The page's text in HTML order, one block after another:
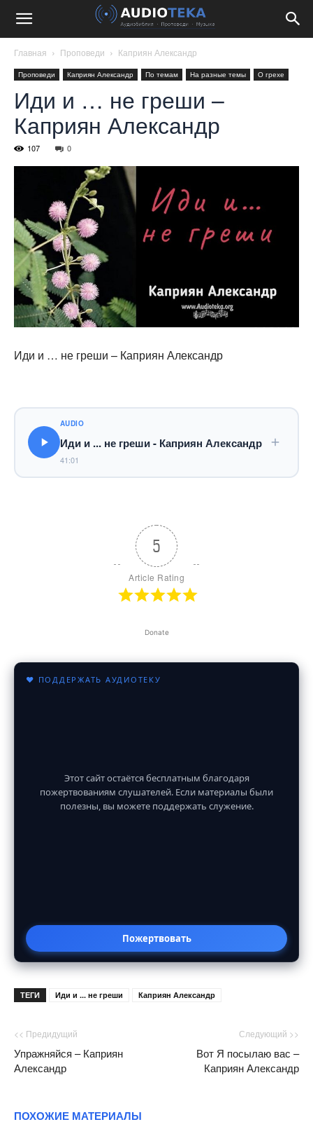
Главная Проповеди Каприян Александр
Проповеди Каприян Александр По темам На разные темы О грехе
Иди и … не греши –
Каприян Александр
107 0
Иди и … не греши – Каприян Александр
AUDIO
Иди и ... не греши - Каприян Александр
41:01
5
Article Rating
Donate
♥ ПОДДЕРЖАТЬ АУДИОТЕКУ
Этот сайт остаётся бесплатным благодаря
пожертвованиям слушателей. Если материалы были
полезны, вы можете поддержать служение.
Пожертвовать
ТЕГИ Иди и ... не греши Каприян Александр
<< Предидущий
Упражняйся – Каприян
Александр
Следующий >>
Вот Я посылаю вас –
Каприян Александр
ПОХОЖИЕ МАТЕРИАЛЫ